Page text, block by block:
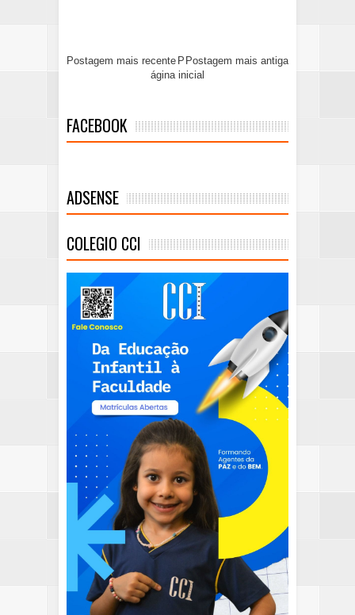
Postagem mais recente Postagem mais antiga
P
ágina inicial
FACEBOOK
ADSENSE
COLEGIO CCI